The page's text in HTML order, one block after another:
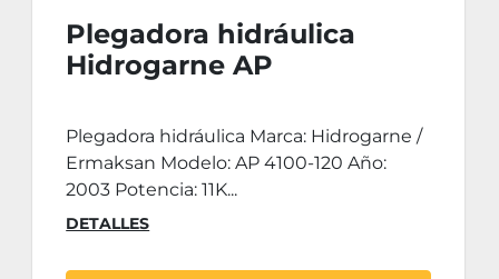
Plegadora hidráulica
Hidrogarne AP
Plegadora hidráulica Marca: Hidrogarne /
Ermaksan Modelo: AP 4100-120 Año:
2003 Potencia: 11K...
DETALLES